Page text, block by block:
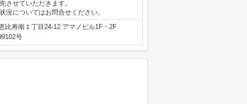
させていただきます。
についてはお問合せください。
比寿南１丁目24-12 アマノビル1F・2F
号